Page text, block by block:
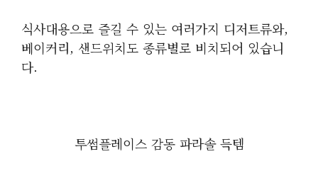
식사대용으로 즐길 수 있는 여러가지 디저트류와,
베이커리, 샌드위치도 종류별로 비치되어 있습니
다.
투썸플레이스 감동 파라솔 득템